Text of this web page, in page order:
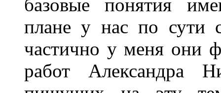
базовые понятия
плане у нас по сути
частично у меня они
работ Александра